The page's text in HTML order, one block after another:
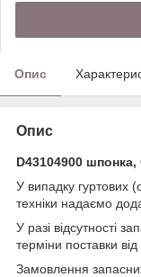
Опис
Опис
D43104900
У випадку гуртових
техніки надаємо
У разі відсутності
терміни поставки від
Замовлення